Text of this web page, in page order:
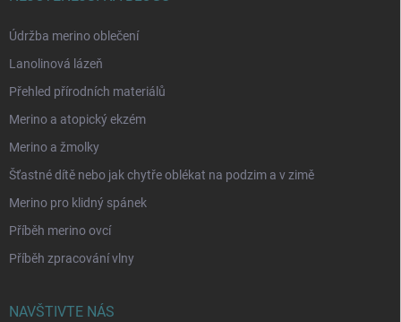
Údržba merino oblečení
Lanolinová lázeň
Přehled přírodních materiálů
Merino a atopický ekzém
Merino a žmolky
Šťastné dítě nebo jak chytře oblékat na podzim a v zimě
Merino pro klidný spánek
Příběh merino ovcí
Příběh zpracování vlny
NAVŠTIVTE NÁS